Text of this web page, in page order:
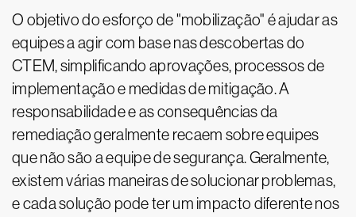
O objetivo do esforço de "mobilização" é ajudar as
equipes a agir com base nas descobertas do
CTEM, simplificando aprovações, processos de
implementação e medidas de mitigação. A
responsabilidade e as consequências da
remediação geralmente recaem sobre equipes
que não são a equipe de segurança. Geralmente,
existem várias maneiras de solucionar problemas,
e cada solução pode ter um impacto diferente nos